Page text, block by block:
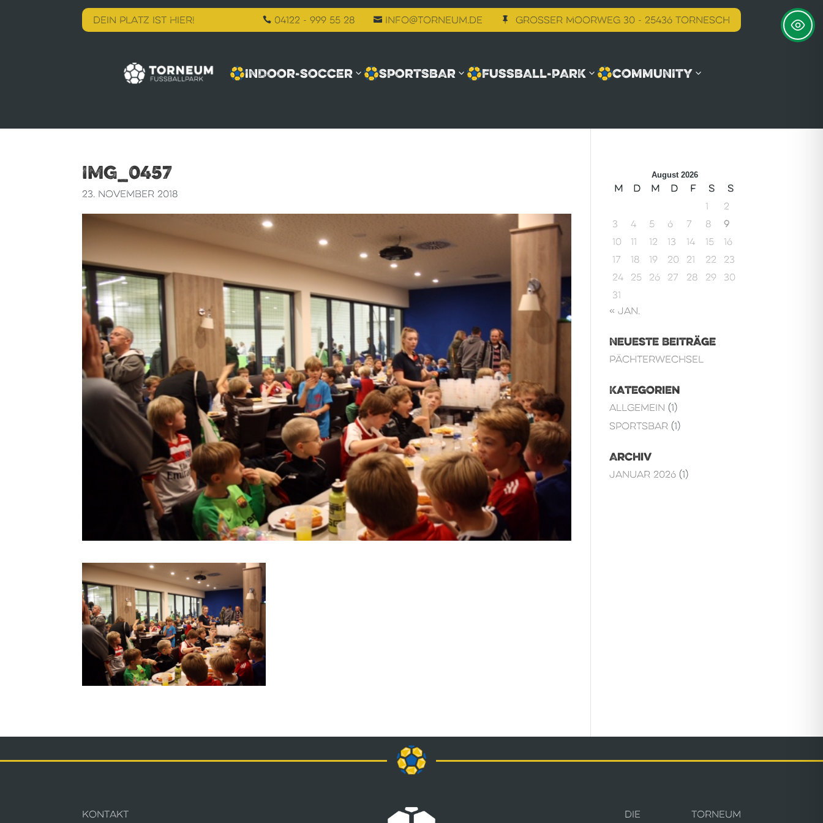
DEIN PLATZ IST HIER!  04122 - 999 55 28  info@torneum.de  Grosser Moorweg 30 - 25436 Tornesch
INDOOR-SOCCER SPORTSBAR FUSSBALL-PARK COMMUNITY
IMG_0457
23. November 2018
August 2026
M D M D F S
S
1
2
3
4 5 6 7 8
9
10
11 12 13 14 15
16
17
18 19 20 21 22
23
24
25 26 27 28 29
30
31
« Jan.
Neueste Beiträge
Pächterwechsel
Kategorien
Allgemein (1)
Sportsbar(1)
Archiv
Januar 2026(1)
KONTAKT
Die Torneum